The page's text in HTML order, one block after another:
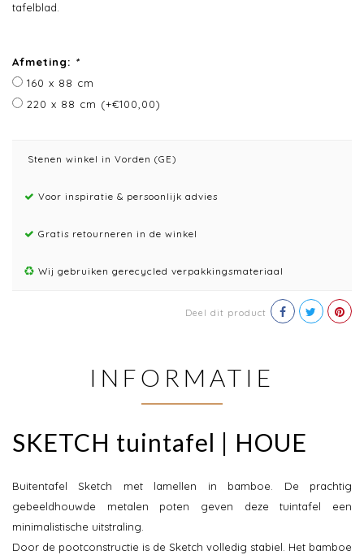
tafelblad.
Afmeting: *
160 x 88 cm
220 x 88 cm (+€100,00)
Stenen winkel in Vorden (GE)
Voor inspiratie & persoonlijk advies
Gratis retourneren in de winkel
Wij gebruiken gerecycled verpakkingsmateriaal
Deel dit product
INFORMATIE
SKETCH tuintafel | HOUE
Buitentafel Sketch met lamellen in bamboe. De prachtig
gebeeldhouwde metalen poten geven deze tuintafel een
minimalistische uitstraling.
Door de pootconstructie is de Sketch volledig stabiel. Het bamboe